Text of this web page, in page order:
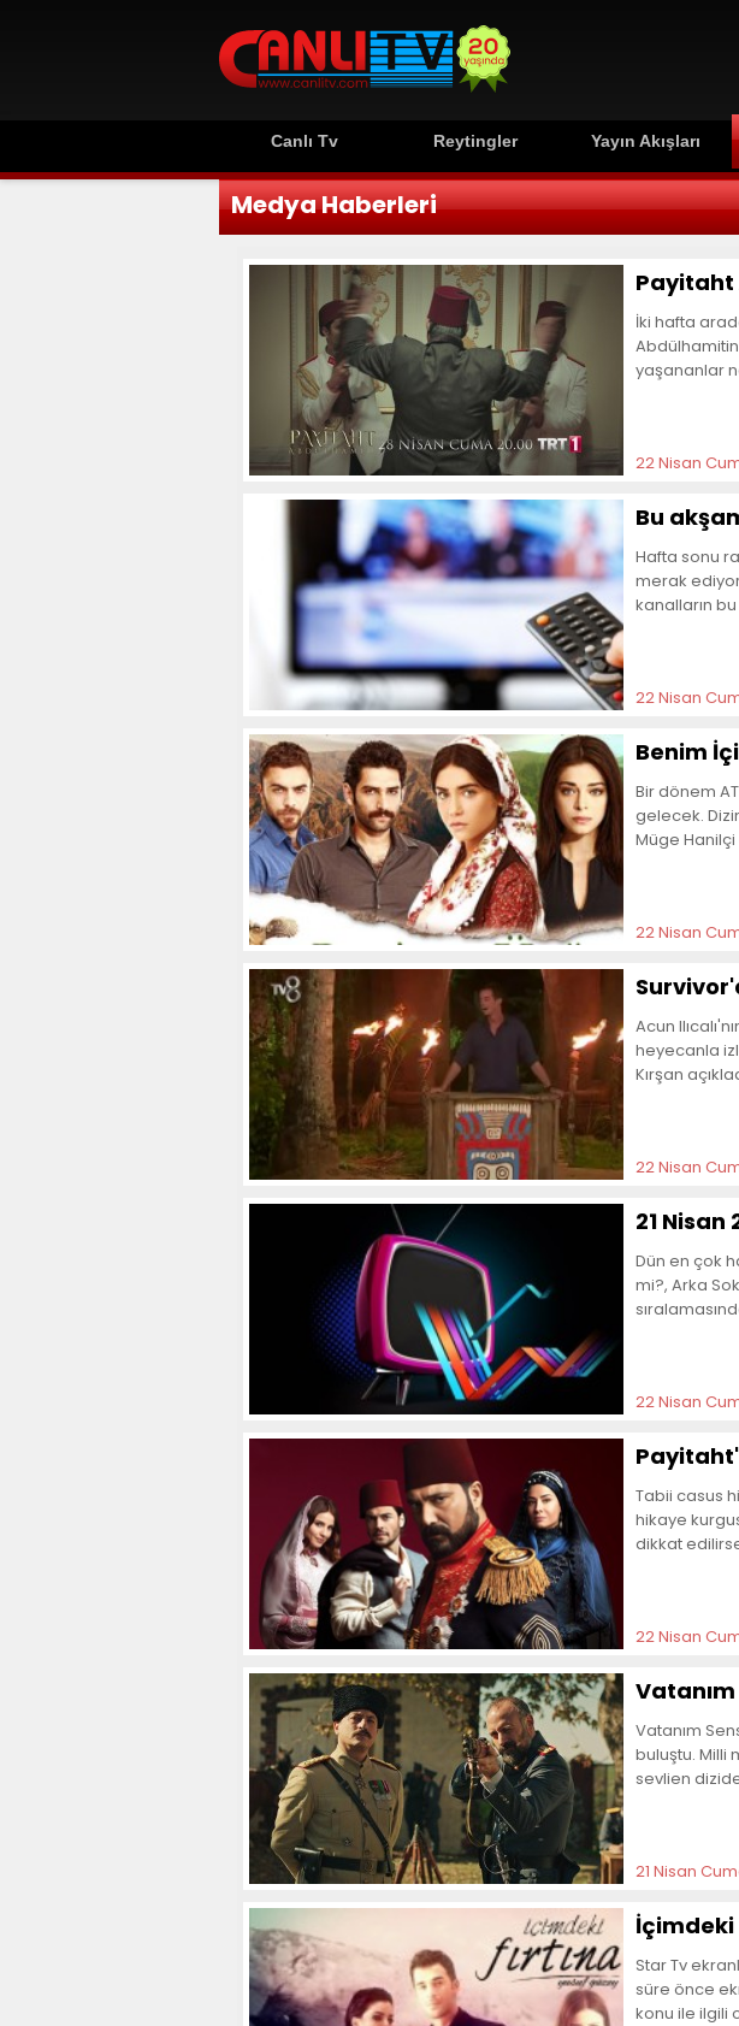
Canlı Tv Reytingler Yayın Akışları
Medya Haberleri
Payitaht
İki hafta
yaşananlar
22 Nisan
Bu
Hafta sonu
merak
kanalların bu
22 Nisan
Benim
Bir dönem
gelecek.
Müge Hanilçi
22 Nisan
Acun
heyecanla
Kırşan
22 Nisan
21 Nisan
Dün en çok
mi?, Arka
22 Nisan
Tabii casus
hikaye
dikkat
22 Nisan
Vatanım
buluştu. Milli
sevlien
21 Nisan
İçimdeki
Star Tv
süre önce
konu ile ilgili